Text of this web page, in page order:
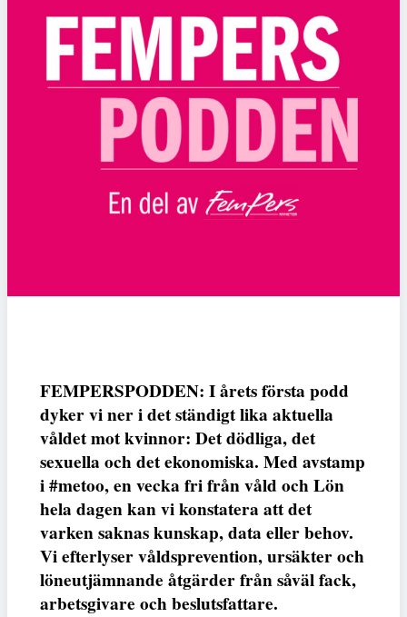
FEMPERSPODDEN: I årets första podd
dyker vi ner i det ständigt lika aktuella
våldet mot kvinnor: Det dödliga, det
sexuella och det ekonomiska. Med avstamp
i #metoo, en vecka fri från våld och Lön
hela dagen kan vi konstatera att det
varken saknas kunskap, data eller behov.
Vi efterlyser våldsprevention, ursäkter och
löneutjämnande åtgärder från såväl fack,
arbetsgivare och beslutsfattare.